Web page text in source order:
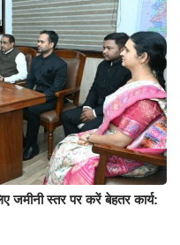
जमीनी स्तर पर करें बेहतर कार्य: